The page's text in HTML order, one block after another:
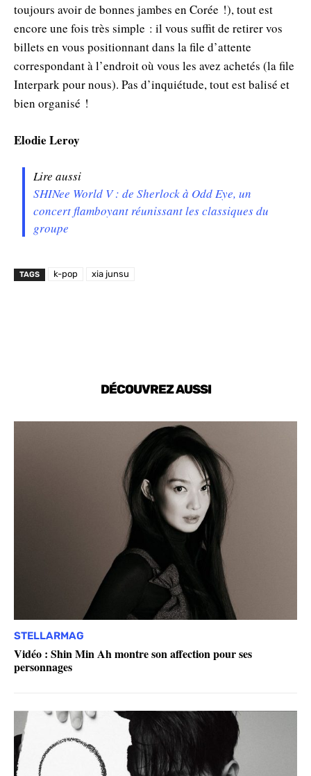
toujours avoir de bonnes jambes en Corée !), tout est
encore une fois très simple : il vous suffit de retirer vos
billets en vous positionnant dans la file d’attente
correspondant à l’endroit où vous les avez achetés (la file
Interpark pour nous). Pas d’inquiétude, tout est balisé et
bien organisé !
Elodie Leroy
Lire aussi
SHINee World V : de Sherlock à Odd Eye, un
concert flamboyant réunissant les classiques du
groupe
TAGS k-pop xia junsu
DÉCOUVREZ AUSSI
STELLARMAG
Vidéo : Shin Min Ah montre son affection pour ses
personnages